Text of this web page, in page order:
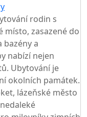
rodin s
místo, zasazené do
bazény a
nabízí nejen
Ubytování je
okolních památek.
lázeňské město